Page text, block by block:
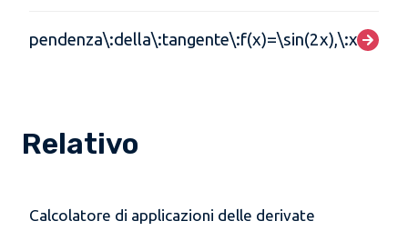
Relativo
Calcolatore di applicazioni delle derivate